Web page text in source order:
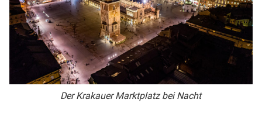
Der Krakauer Marktplatz bei Nacht